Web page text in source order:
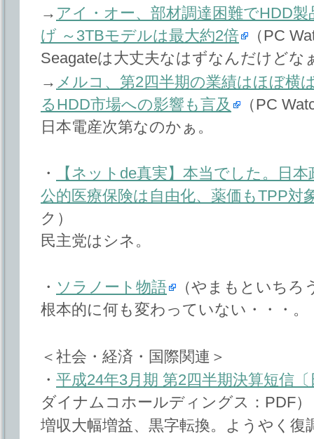
→ アイ・オー、部材調達困難でHDD
げ ～3TBモデルは最大約2倍
（PC
Seagateは大丈夫なはずなんだけどな
→ メルコ、第2四半期の業績はほぼ横
るHDD市場への影響も言及
（PC
日本電産次第なのかぁ。
・
【ネットde真実】本当でした。日
公的医療保険は自由化、薬価もTPP対
ク）
民主党はシネ。
・ ソラノート物語
（やまもといちろ
根本的に何も変わっていない・・・。
＜社会・経済・国際関連＞
・ 平成24年3月期 第2四半期決算短信
ダイナムコホールディングス：PDF）
増収大幅増益、黒字転換。ようやく復